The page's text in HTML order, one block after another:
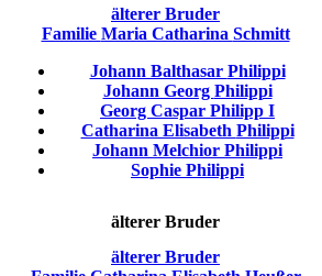
älterer Bruder
Familie Maria Catharina Schmitt
Johann Balthasar Philippi
Johann Georg Philippi
Georg Caspar Philipp I
Catharina Elisabeth Philippi
Johann Melchior Philippi
Sophie Philippi
älterer Bruder
älterer Bruder